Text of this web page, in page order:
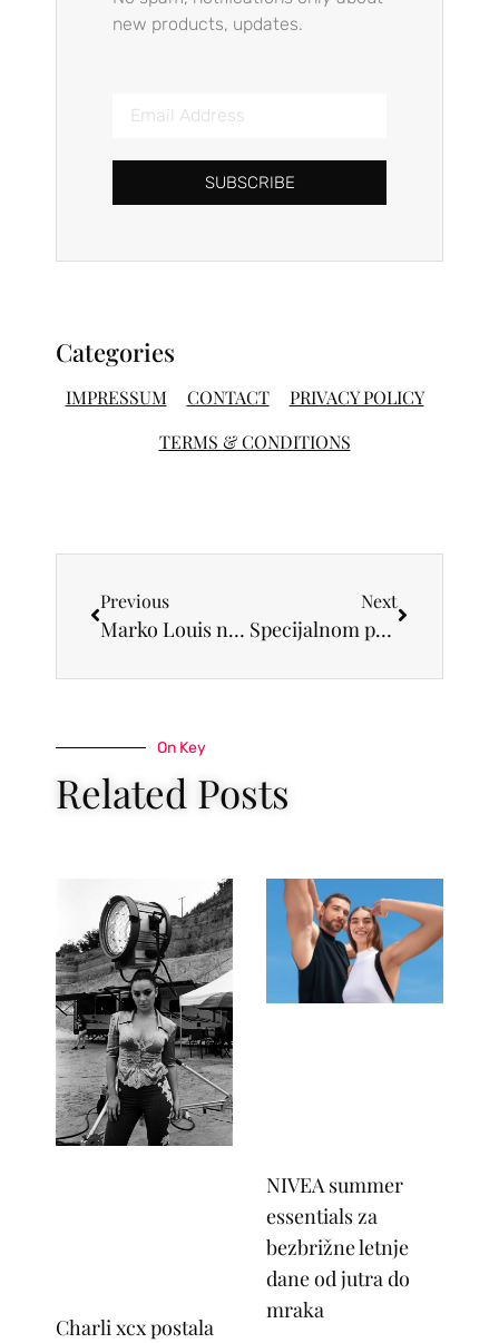
new products, updates.
SUBSCRIBE
Categories
IMPRESSUM CONTACT
PRIVACY POLICY
TERMS & CONDITIONS
Previous
Marko Louis novom pesmom najavljuje beogradske koncerte 21. i 22. decembra u Zappa Barci Marko Louis Rock & Raw
Next
Specijalnom projekcijom filma „La Grazia“ najavljen novi festival Beograd Film Festival otvara film „Otac majka sestra brat“ Džima Džarmuša
On Key
Related Posts
Charli xcx postala
NIVEA summer
essentials za
bezbrižne letnje
dane od jutra do
mraka